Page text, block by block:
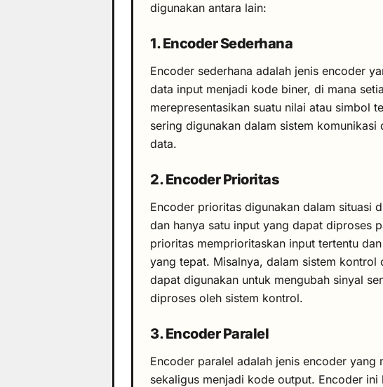
digunakan antara lain:
1. Encoder Sederhana
Encoder sederhana adalah jenis encoder
data input menjadi kode biner, di mana
merepresentasikan suatu nilai atau simbol
sering digunakan dalam sistem
data.
2. Encoder Prioritas
Encoder prioritas digunakan dalam situasi
dan hanya satu input yang dapat diproses
prioritas memprioritaskan input tertentu
yang tepat. Misalnya, dalam sistem
dapat digunakan untuk mengubah sinyal
diproses oleh sistem kontrol.
3. Encoder Paralel
Encoder paralel adalah jenis encoder yang
sekaligus menjadi kode output. Encoder